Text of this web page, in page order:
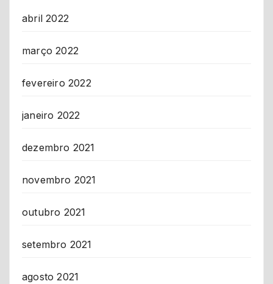
abril 2022
março 2022
fevereiro 2022
janeiro 2022
dezembro 2021
novembro 2021
outubro 2021
setembro 2021
agosto 2021